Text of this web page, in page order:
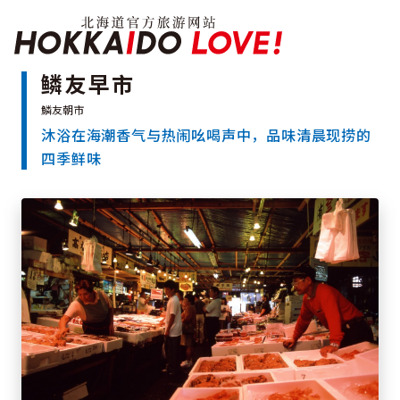
特辑
旅游景点
温泉
推荐行程
区域指南
美食
预约
交通
北海道简介
按旅游主题搜索
享受雨天
七个国立公园
邂逅美景
基础知识
鳞友早市
沐浴在海潮香气与热闹吆喝声中，品味清晨现捞的
四季鲜味